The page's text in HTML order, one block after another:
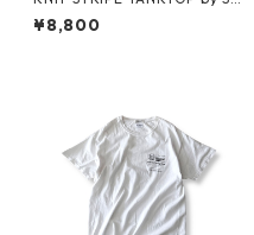
preme
¥8,800